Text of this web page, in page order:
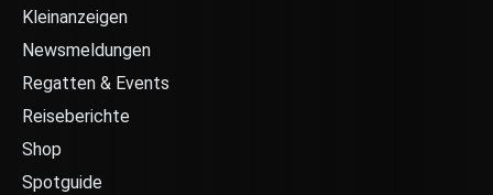
Kleinanzeigen
Newsmeldungen
Regatten & Events
Reiseberichte
Shop
Spotguide